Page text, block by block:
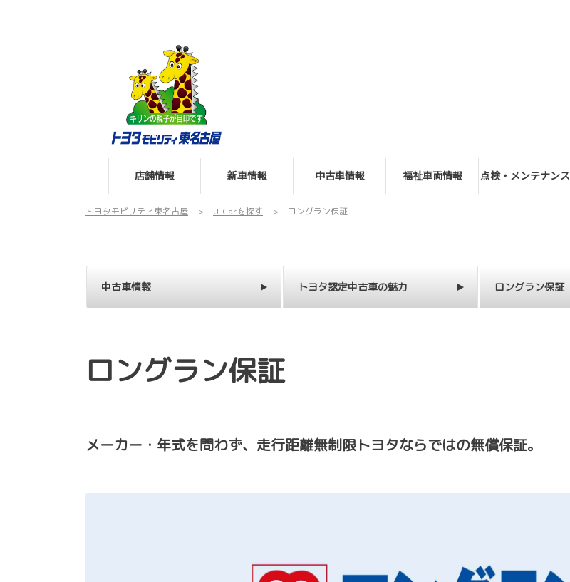
店舗情報 新車情報 中古車情報 福祉車両情報 点検・メンテナンス
トヨタモビリティ東名古屋 U-Carを探す ロングラン保証
中古車情報 トヨタ認定中古車の魅力 ロングラン保証
ロングラン保証
メーカー・年式を問わず、走行距離無制限トヨタならではの無償保証。